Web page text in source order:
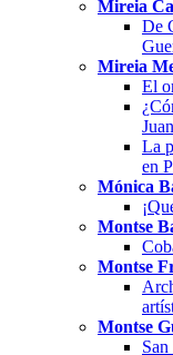
Mireia
De
Mireia
El
La
en
Mónica
Montse
Montse
Montse